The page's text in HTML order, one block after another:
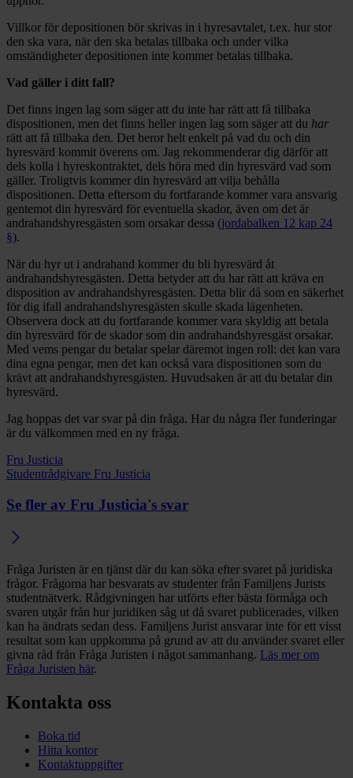
Villkor för depositionen bör skrivas in i hyresavtalet, t.ex. hur stor
den ska vara, när den ska betalas tillbaka och under vilka
omständigheter depositionen inte kommer betalas tillbaka.
Vad gäller i ditt fall?
Det finns ingen lag som säger att du inte har rätt att få tillbaka
dispositionen, men det finns heller ingen lag som säger att du har
rätt att få tillbaka den. Det beror helt enkelt på vad du och din
hyresvärd kommit överens om. Jag rekommenderar dig därför att
dels kolla i hyreskontraktet, dels höra med din hyresvärd vad som
gäller. Troligtvis kommer din hyresvärd att vilja behålla
dispositionen. Detta eftersom du fortfarande kommer vara ansvarig
gentemot din hyresvärd för eventuella skador, även om det är
andrahandshyresgästen som orsakar dessa (jordabalken 12 kap 24
§).
När du hyr ut i andrahand kommer du bli hyresvärd åt
andrahandshyresgästen. Detta betyder att du har rätt att kräva en
disposition av andrahandshyresgästen. Detta blir då som en säkerhet
för dig ifall andrahandshyresgästen skulle skada lägenheten.
Observera dock att du fortfarande kommer vara skyldig att betala
din hyresvärd för de skador som din andrahandshyresgäst orsakar.
Med vems pengar du betalar spelar däremot ingen roll: det kan vara
dina egna pengar, men det kan också vara dispositionen som du
krävt att andrahandshyresgästen. Huvudsaken är att du betalar din
hyresvärd.
Jag hoppas det var svar på din fråga. Har du några fler funderingar
är du välkommen med en ny fråga.
Fru Justicia
Studentrådgivare Fru Justicia
Se fler av Fru Justicia's svar
Fråga Juristen är en tjänst där du kan söka efter svaret på juridiska
frågor. Frågorna har besvarats av studenter från Familjens Jurists
studentnätverk. Rådgivningen har utförts efter bästa förmåga och
svaren utgår från hur juridiken såg ut då svaret publicerades, vilken
kan ha ändrats sedan dess. Familjens Jurist ansvarar inte för ett visst
resultat som kan uppkomma på grund av att du använder svaret eller
givna råd från Fråga Juristen i något sammanhang. Läs mer om
Fråga Juristen här.
Kontakta oss
Boka tid
Hitta kontor
Kontaktuppgifter